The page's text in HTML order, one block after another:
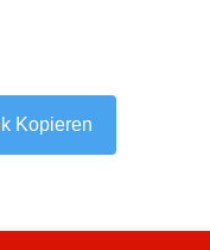
Kopieren